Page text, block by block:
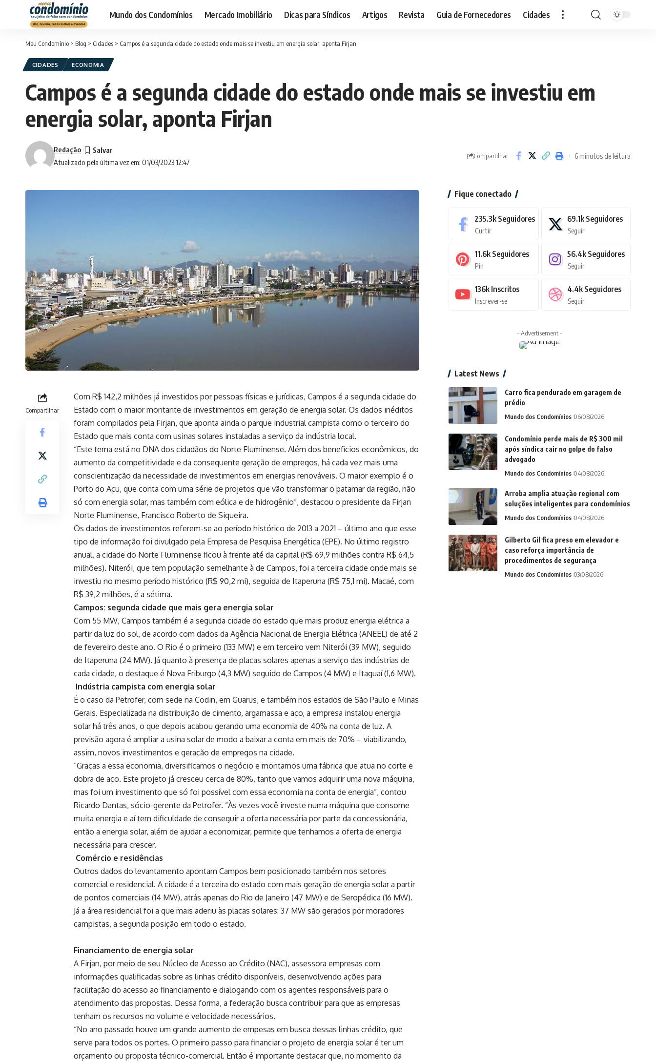
Mundo dos Condomínios Mercado Imobiliário Dicas para Síndicos Artigos Revista Guia de Fornecedores Cidades
Meu Condomínio > Blog > Cidades > Campos é a segunda cidade do estado onde mais se investiu em energia solar, aponta Firjan
CIDADES ECONOMIA
Campos é a segunda cidade do estado onde mais se investiu em
energia solar, aponta Firjan
Atualizado pela última vez em: 01/03/2023 12:47
Redação
Compartilhar 6 minutos de leitura
Compartilhar
Com R$ 142,2 milhões já investidos por pessoas físicas e jurídicas, Campos é a segunda cidade do
Estado com o maior montante de investimentos em geração de energia solar. Os dados inéditos
foram compilados pela Firjan, que aponta ainda o parque industrial campista como o terceiro do
Estado que mais conta com usinas solares instaladas a serviço da indústria local.
“Este tema está no DNA dos cidadãos do Norte Fluminense. Além dos benefícios econômicos, do
aumento da competitividade e da consequente geração de empregos, há cada vez mais uma
conscientização da necessidade de investimentos em energias renováveis. O maior exemplo é o
Porto do Açu, que conta com uma série de projetos que vão transformar o patamar da região, não
só com energia solar, mas também com eólica e de hidrogênio”, destacou o presidente da Firjan
Norte Fluminense, Francisco Roberto de Siqueira.
Os dados de investimentos referem-se ao período histórico de 2013 a 2021 – último ano que esse
tipo de informação foi divulgado pela Empresa de Pesquisa Energética (EPE). No último registro
anual, a cidade do Norte Fluminense ficou à frente até da capital (R$ 69,9 milhões contra R$ 64,5
milhões). Niterói, que tem população semelhante à de Campos, foi a terceira cidade onde mais se
investiu no mesmo período histórico (R$ 90,2 mi), seguida de Itaperuna (R$ 75,1 mi). Macaé, com
R$ 39,2 milhões, é a sétima.
Campos: segunda cidade que mais gera energia solar
Com 55 MW, Campos também é a segunda cidade do estado que mais produz energia elétrica a
partir da luz do sol, de acordo com dados da Agência Nacional de Energia Elétrica (ANEEL) de até 2
de fevereiro deste ano. O Rio é o primeiro (133 MW) e em terceiro vem Niterói (39 MW), seguido
de Itaperuna (24 MW). Já quanto à presença de placas solares apenas a serviço das indústrias de
cada cidade, o destaque é Nova Friburgo (4,3 MW) seguido de Campos (4 MW) e Itaguaí (1,6 MW).
Indústria campista com energia solar
É o caso da Petrofer, com sede na Codin, em Guarus, e também nos estados de São Paulo e Minas
Gerais. Especializada na distribuição de cimento, argamassa e aço, a empresa instalou energia
solar há três anos, o que depois acabou gerando uma economia de 40% na conta de luz. A
previsão agora é ampliar a usina solar de modo a baixar a conta em mais de 70% – viabilizando,
assim, novos investimentos e geração de empregos na cidade.
“Graças a essa economia, diversificamos o negócio e montamos uma fábrica que atua no corte e
dobra de aço. Este projeto já cresceu cerca de 80%, tanto que vamos adquirir uma nova máquina,
mas foi um investimento que só foi possível com essa economia na conta de energia”, contou
Ricardo Dantas, sócio-gerente da Petrofer. “Às vezes você investe numa máquina que consome
muita energia e aí tem dificuldade de conseguir a oferta necessária por parte da concessionária,
então a energia solar, além de ajudar a economizar, permite que tenhamos a oferta de energia
necessária para crescer.
Comércio e residências
Outros dados do levantamento apontam Campos bem posicionado também nos setores
comercial e residencial. A cidade é a terceira do estado com mais geração de energia solar a partir
de pontos comerciais (14 MW), atrás apenas do Rio de Janeiro (47 MW) e de Seropédica (16 MW).
Já a área residencial foi a que mais aderiu às placas solares: 37 MW são gerados por moradores
campistas, a segunda posição em todo o estado.
Financiamento de energia solar
A Firjan, por meio de seu Núcleo de Acesso ao Crédito (NAC), assessora empresas com
informações qualificadas sobre as linhas crédito disponíveis, desenvolvendo ações para
facilitação do acesso ao financiamento e dialogando com os agentes responsáveis para o
atendimento das propostas. Dessa forma, a federação busca contribuir para que as empresas
tenham os recursos no volume e velocidade necessários.
“No ano passado houve um grande aumento de empesas em busca dessas linhas crédito, que
serve para todos os portes. O primeiro passo para financiar o projeto de energia solar é ter um
orçamento ou proposta técnico-comercial. Então é importante destacar que, no momento da
Fique conectado
235.3k Seguidores
Curtir
69.1k Seguidores
Seguir
11.6k Seguidores
Pin
56.4k Seguidores
Seguir
136k Inscritos
Inscrever-se
4.4k Seguidores
Seguir
- Advertisement -
Latest News
Carro fica pendurado em garagem de
prédio
Mundo dos Condomínios 06/08/2026
Condomínio perde mais de R$ 300 mil
após síndica cair no golpe do falso
advogado
Mundo dos Condomínios 04/08/2026
Arroba amplia atuação regional com
soluções inteligentes para condomínios
Mundo dos Condomínios 04/08/2026
Gilberto Gil fica preso em elevador e
caso reforça importância de
procedimentos de segurança
Mundo dos Condomínios 03/08/2026